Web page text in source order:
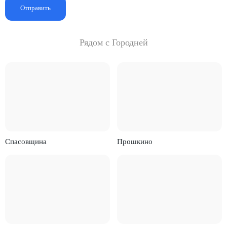
Отправить
Рядом с Городней
Спасовщина Прошкино